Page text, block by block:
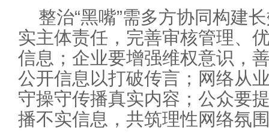
整治“黑嘴”需多方协同构建
实主体责任，完善审核管理、
信息；企业要增强维权意识，
公开信息以打破传言；网络从
守操守传播真实内容；公众要
播不实信息，共筑理性网络氛